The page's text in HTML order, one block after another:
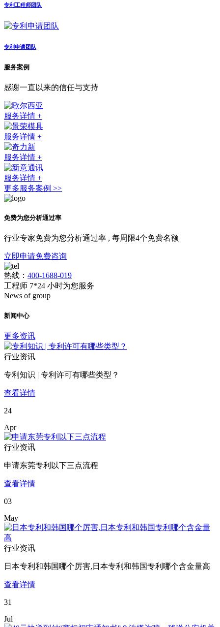
专利工程师团队
专利申请团队
服务案例
感谢一直以来的信任与支持
服务详情 +
服务详情 +
服务详情 +
服务详情 +
更多服务案例 >>
免费为您分析通过率
行业专家免费为您分析通过率 , 每周限4个免费名额
立即申请免费咨询
热线： 400-1688-019
工程师 7*24 小时为您服务
News of group
新闻中心
更多资讯
行业资讯
专利知识 | 专利许可有哪些类型？
查看详情
24
Apr
行业资讯
申请东莞专利以下三点流程
查看详情
03
May
行业资讯
日本专利和韩国哪个厉害,日本专利和韩国专利哪个含金量高
查看详情
31
Jul